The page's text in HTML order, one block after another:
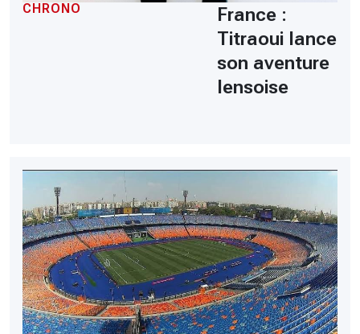
CHRONO
France :
Titraoui lance
son aventure
lensoise